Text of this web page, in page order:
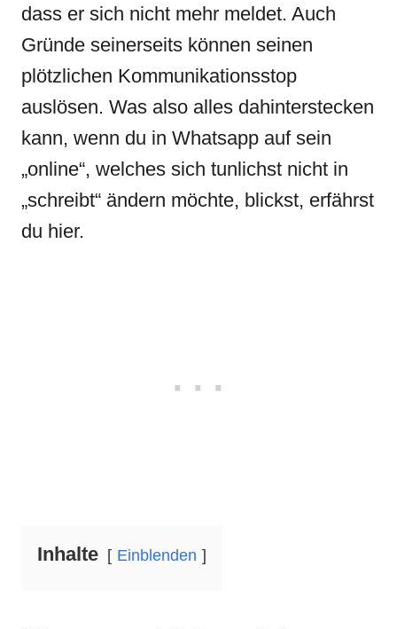
dass er sich nicht mehr meldet. Auch
Gründe seinerseits können seinen
plötzlichen Kommunikationsstop
auslösen. Was also alles dahinterstecken
kann, wenn du in Whatsapp auf sein
„online“, welches sich tunlichst nicht in
„schreibt“ ändern möchte, blickst, erfährst
du hier.
Inhalte Einblenden